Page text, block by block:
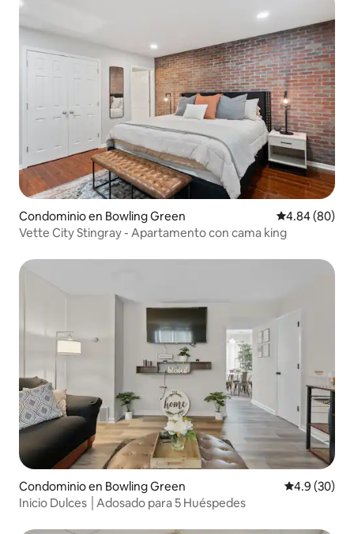
Condominio en Bowling Green Calificación
4.84 (80)
Vette City Stingray - Apartamento con cama king
Condominio en Bowling Green Calificación
4.9 (30)
Inicio Dulces │Adosado para 5 Huéspedes